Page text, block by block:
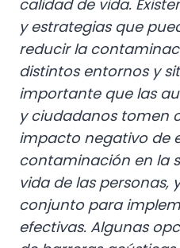
calidad de vida.
y estrategias que
reducir la
distintos entornos y
importante que las
y ciudadanos tomen
impacto negativo de
contaminación en la
vida de las personas,
conjunto para
efectivas. Algunas